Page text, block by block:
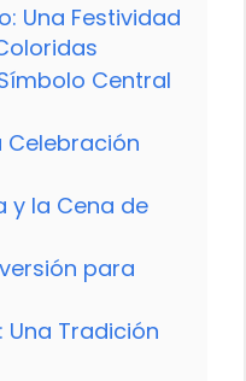
Una Festividad
Central
Celebración
y la Cena de
para
Una Tradición